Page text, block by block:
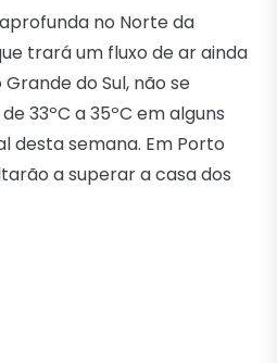
no Norte da
trará um fluxo de ar ainda
do Sul, não se
33ºC a 35ºC em alguns
desta semana. Em Porto
a superar a casa dos